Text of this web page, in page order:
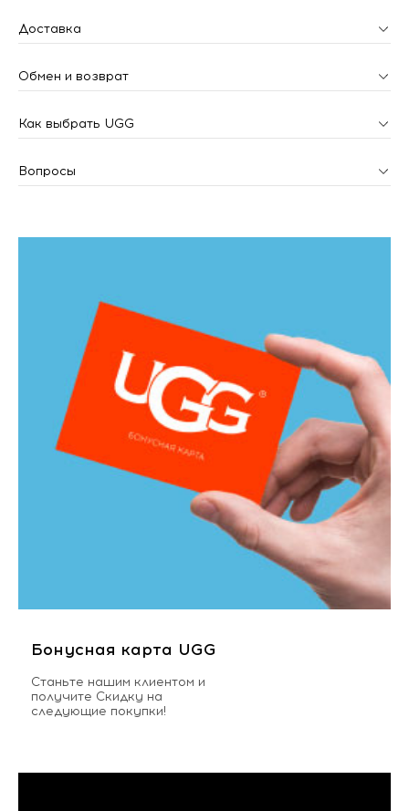
Доставка
Обмен и возврат
Как выбрать UGG
Вопросы
Бонусная карта UGG
Станьте нашим клиентом и
получите Скидку на
следующие покупки!